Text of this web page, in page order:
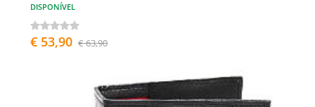
DISPONÍVEL
€ 53,90 € 63,90